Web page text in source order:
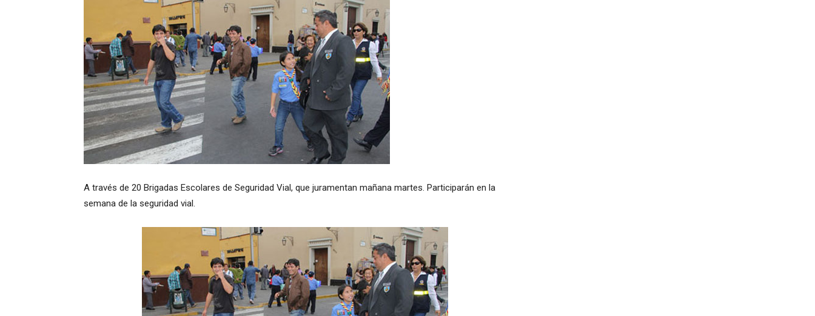
A través de 20 Brigadas Escolares de Seguridad Vial, que juramentan mañana martes. Participarán en la
semana de la seguridad vial.